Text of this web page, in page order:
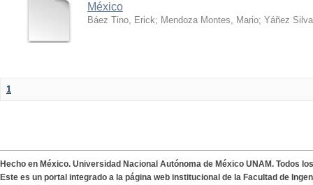
México
Báez Tino, Erick; Mendoza Montes, Mario; Yáñez
1
Hecho en México. Universidad Nacional Autónoma de México UNAM. Todos
Este es un portal integrado a la página web institucional de la Facultad de